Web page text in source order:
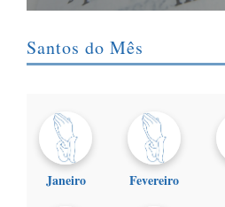
Santos do Mês
Janeiro Fevereiro